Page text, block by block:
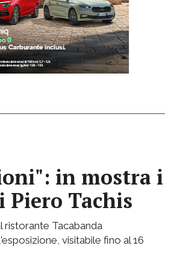
in mostra i
Tachis
ristorante Tacabanda
visitabile fino al 16